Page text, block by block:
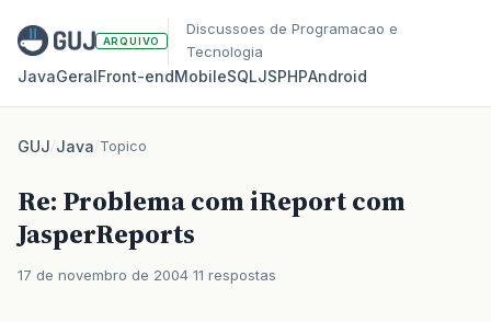
ARQUIVO
Discussoes de Programacao e
Tecnologia
JavaGeralFront‑endMobileSQLJSPHPAndroid
GUJ/Java/Topico
Re: Problema com iReport com
JasperReports
17 de novembro de 2004 11 respostas